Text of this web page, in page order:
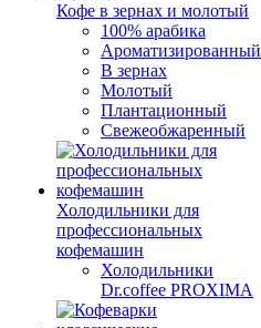
Кофе в зернах и молотый
100% арабика
Ароматизированный
В зернах
Молотый
Плантационный
Свежеобжаренный
Холодильники для
профессиональных
кофемашин
Холодильники
Dr.coffee PROXIMA